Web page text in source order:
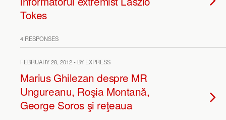
Tokes
4 RESPONSES
FEBRUARY 28, 2012 • BY EXPRESS
Marius Ghilezan despre MR
Ungureanu, Roşia Montană,
George Soros şi reţeaua